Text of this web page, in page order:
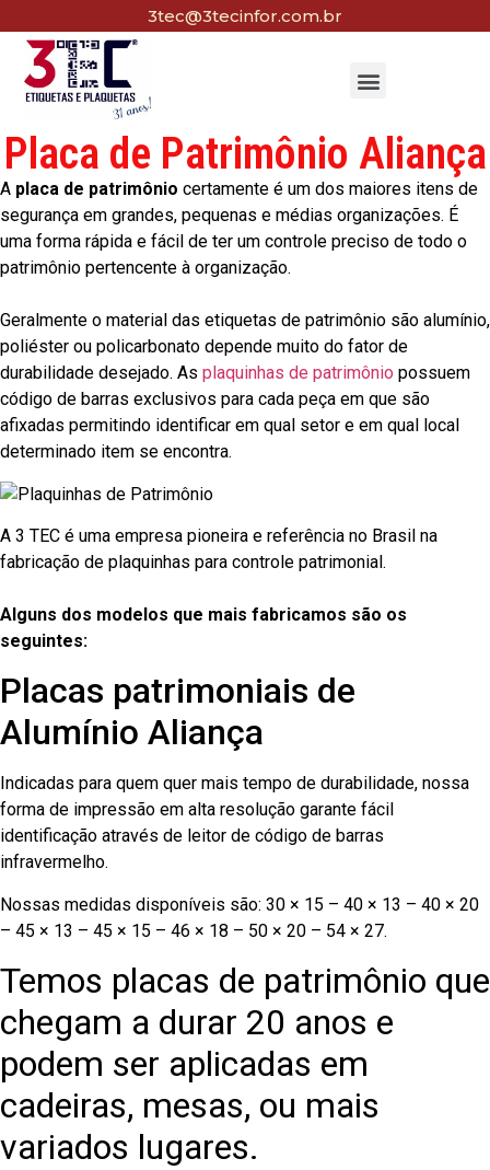
3tec@3tecinfor.com.br
Placa de Patrimônio Aliança
A placa de patrimônio certamente é um dos maiores itens de
segurança em grandes, pequenas e médias organizações. É
uma forma rápida e fácil de ter um controle preciso de todo o
patrimônio pertencente à organização.
Geralmente o material das etiquetas de patrimônio são alumínio,
poliéster ou policarbonato depende muito do fator de
durabilidade desejado. As plaquinhas de patrimônio possuem
código de barras exclusivos para cada peça em que são
afixadas permitindo identificar em qual setor e em qual local
determinado item se encontra.
A 3 TEC é uma empresa pioneira e referência no Brasil na
fabricação de plaquinhas para controle patrimonial.
Alguns dos modelos que mais fabricamos são os
seguintes:
Placas patrimoniais de
Alumínio Aliança
Indicadas para quem quer mais tempo de durabilidade, nossa
forma de impressão em alta resolução garante fácil
identificação através de leitor de código de barras
infravermelho.
Nossas medidas disponíveis são: 30 × 15 – 40 × 13 – 40 × 20
– 45 × 13 – 45 × 15 – 46 × 18 – 50 × 20 – 54 × 27.
Temos placas de patrimônio que
chegam a durar 20 anos e
podem ser aplicadas em
cadeiras, mesas, ou mais
variados lugares.